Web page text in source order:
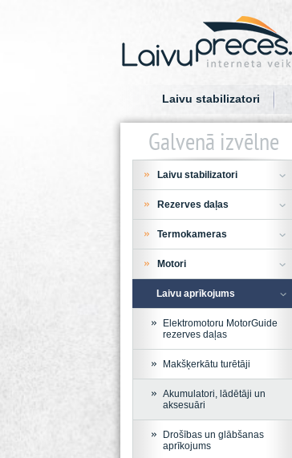
Laivu stabilizatori
Galvenā izvēlne
Laivu stabilizatori
Rezerves daļas
Termokameras
Motori
Laivu aprīkojums
Elektromotoru MotorGuide
rezerves daļas
Makšķerkātu turētāji
Akumulatori, lādētāji un
aksesuāri
Drošības un glābšanas
aprīkojums